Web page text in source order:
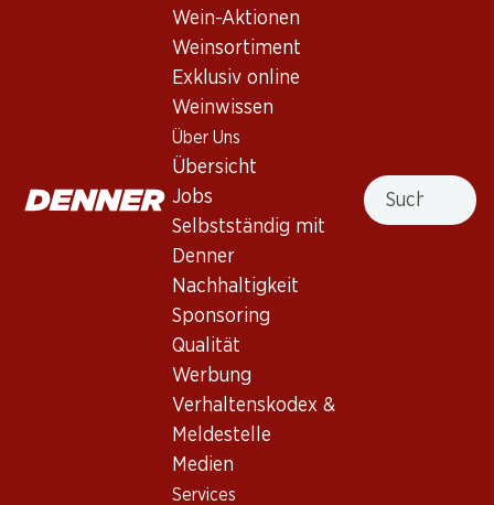
Wein-Aktionen
Weinsortiment
Exklusiv online
Weinwissen
Über Uns
Übersicht
Jobs
Selbstständig mit
Denner
Nachhaltigkeit
Sponsoring
Qualität
Werbung
Verhaltenskodex &
Meldestelle
Medien
Services
Suche
Mauler Cordon Or Extra Dry
,
Blasses Gelb. Intensive Aromen von reifen Birnen, Quitten,
kandierten Früchten und etwas Holunder. Mittelvoll im
Gaumen mit angenehm fruchtsüssem Abgang.